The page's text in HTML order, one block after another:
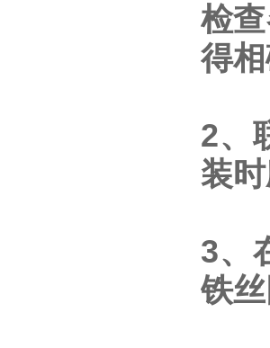
检
得
2、
装
3、
铁